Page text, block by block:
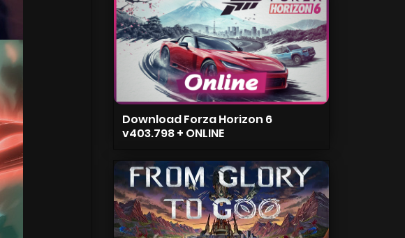
Download Forza Horizon 6
v403.798 + ONLINE